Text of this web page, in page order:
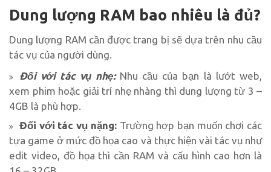
Dung lượng RAM bao nhiêu là đủ?
Dung lượng RAM cần được trang bị sẽ dựa trên nhu cầu
tác vụ của người dùng.
Đối với tác vụ nhẹ:Nhu cầu của bạn là lướt web,
xem phim hoặc giải trí nhẹ nhàng thì dung lượng từ 3 –
4GB là phù hợp.
Đối với tác vụ nặng:Trường hợp bạn muốn chơi các
tựa game ở mức đồ họa cao và thực hiện vài tác vụ như
edit video, đồ họa thì cần RAM và cấu hình cao hơn là